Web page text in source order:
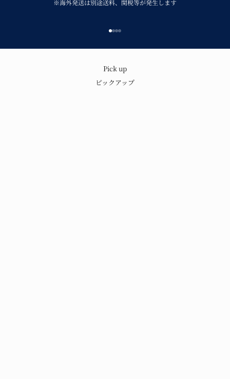
※海外発送は別途送料、関税等が発生します
I18n Error: Missing interpolation
I18n Error: Missing interpolation
I18n Error: Missing interpolation
I18n Error: Missing interpolation
Pick up
ピックアップ